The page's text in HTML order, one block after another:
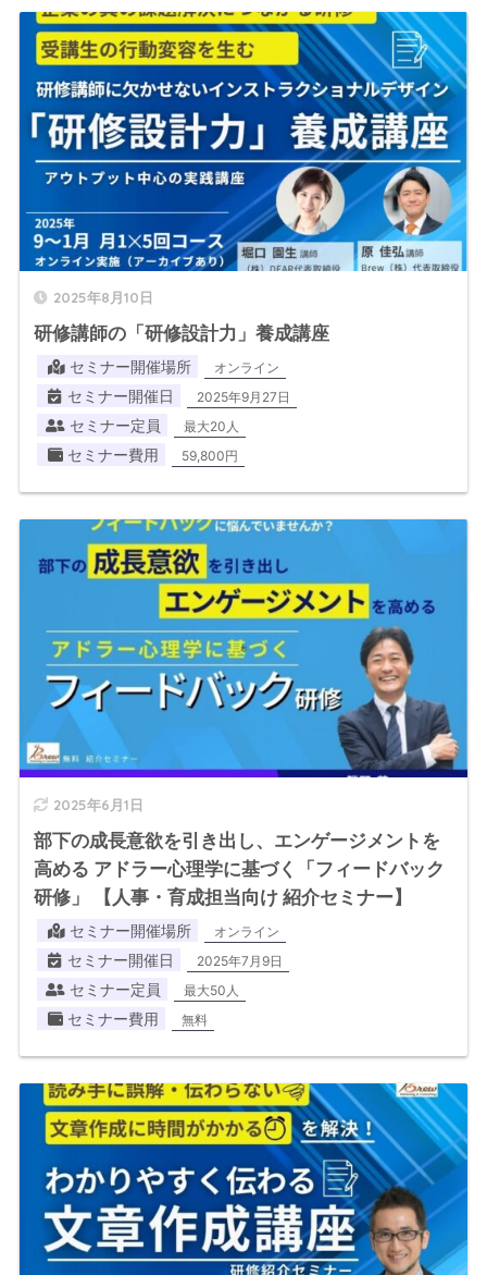
2025年8月10日
研修講師の「研修設計力」養成講座
セミナー開催場所 オンライン
セミナー開催日 2025年9月27日
セミナー定員 最大20人
セミナー費用 59,800円
2025年6月1日
部下の成長意欲を引き出し、エンゲージメントを
高める アドラー心理学に基づく「フィードバック
研修」 【人事・育成担当向け 紹介セミナー】
セミナー開催場所 オンライン
セミナー開催日 2025年7月9日
セミナー定員 最大50人
セミナー費用 無料